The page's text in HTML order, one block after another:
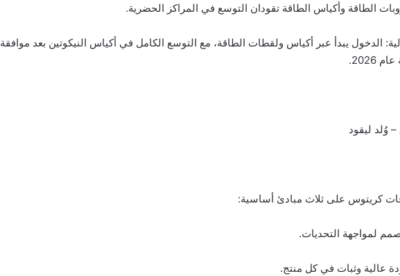
الطاقة وأكياس الطاقة تقودان التوسع في المراكز الحضرية.
الدخول يبدأ عبر أكياس ولقطات الطاقة، مع التوسع الكامل في أكياس النيكوتين بعد موافقة
وُلد ليقود
كريتوس على ثلاث مبادئ أساسية:
لمواجهة التحديات.
عالية وثبات في كل منتج.